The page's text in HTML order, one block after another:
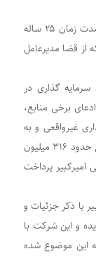
گفته می‌شود این قرارداد به صورت انحصاری و با مدت زمان ۲۵ ساله
قضا مدیرعامل
زر شیمی در سال ۱۳۷۸ برای سرمایه گذاری در
برخی منابع،
غیرواقعی و به
قیمت کمتر از عرف بازار خریداری کرده و در مجموع حدود ۳۱۶ میلیون
امیرکبیر پرداخت
امیرکبیر با ذکر جزئیات و
و این شرکت با
این موضوع شده